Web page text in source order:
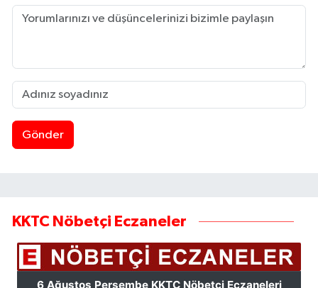
Gönder
KKTC Nöbetçi Eczaneler